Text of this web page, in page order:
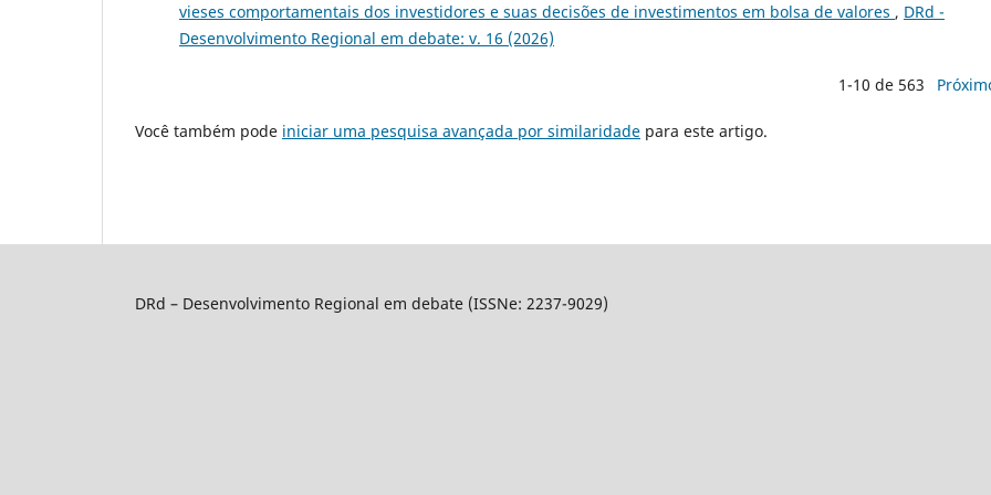
vieses comportamentais dos investidores e suas decisões de investimentos em bolsa de valores , DRd -
Desenvolvimento Regional em debate: v. 16 (2026)
1-10 de 563
Você também pode iniciar uma pesquisa avançada por similaridade para este artigo.
DRd – Desenvolvimento Regional em debate (ISSNe: 2237-9029)